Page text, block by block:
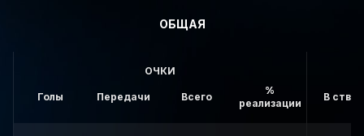
ОБЩАЯ
ОЧКИ
Голы Передачи Всего
%
реализации
В створ